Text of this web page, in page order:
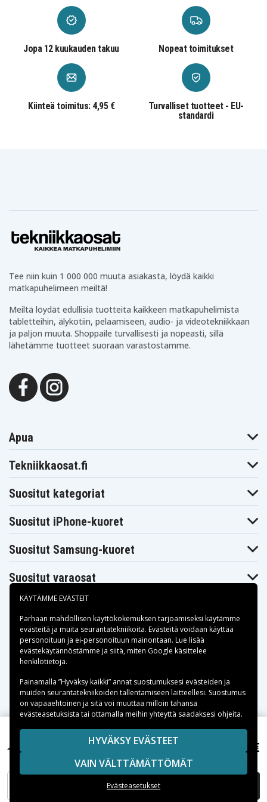
59,99 €
LISÄÄ OSTOSKORIIN
Jopa 12 kuukauden takuu Nopeat toimitukset
Kiinteä toimitus: 4,95 €
Turvalliset tuotteet - EU-
standardi
Tee niin kuin 1 000 000 muuta asiakasta, löydä kaikki
matkapuhelimeen meiltä!
Meiltä löydät edullisia tuotteita kaikkeen matkapuhelimista
tabletteihin, älykotiin, pelaamiseen, audio- ja videotekniikkaan
ja paljon muuta. Shoppaile turvallisesti ja nopeasti, sillä
lähetämme tuotteet suoraan varastostamme.
Apua
Tekniikkaosat.fi
Suositut kategoriat
Suositut iPhone-kuoret
Suositut Samsung-kuoret
Suositut varaosat
Maksuvaihtoehdot
Toimitusvaihtoehdot
Copyright © 2026, Spares Nordic AB
SIVULLA MAINITUT TAVARAMERKIT OVAT OMISTAJIENSA
OMAISUUTTA.
KÄYTÄMME EVÄSTEIT
Parhaan mahdollisen käyttökokemuksen tarjoamiseksi käytämme
evästeitä ja muita seurantatekniikoita. Evästeitä voidaan käyttää
personoituun ja ei-personoituun mainontaan. Lue lisää
evästekäytännöstämme ja siitä, miten Google käsittelee
henkilötietoja.
Painamalla ”Hyväksy kaikki” annat suostumuksesi evästeiden ja
muiden seurantatekniikoiden tallentamiseen laitteellesi. Suostumus
on vapaaehtoinen ja sitä voi muuttaa milloin tahansa
evästeasetuksista tai ottamalla meihin yhteyttä saadaksesi ohjeita.
HYVÄKSY EVÄSTEET
VAIN VÄLTTÄMÄTTÖMÄT
Evästeasetukset